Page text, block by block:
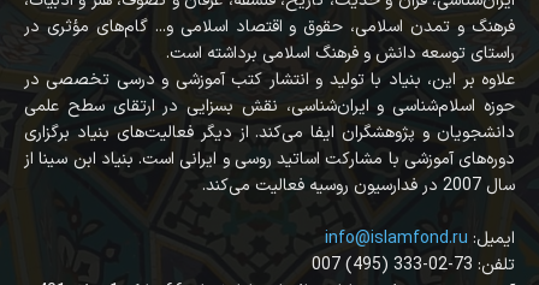
فرهنگ و تمدن اسلامی، حقوق و اقتصاد اسلامی و... گام‌های مؤثری در
راستای توسعه دانش و فرهنگ اسلامی برداشته است.
علاوه بر این، بنیاد با تولید و انتشار کتب آموزشی و درسی تخصصی در
حوزه اسلام‌شناسی و ایران‌شناسی، نقش بسزایی در ارتقای سطح علمی
دانشجویان و پژوهشگران ایفا می‌کند. از دیگر فعالیت‌های بنیاد برگزاری
دوره‌های آموزشی با مشارکت اساتید روسی و ایرانی است. بنیاد ابن سینا از
سال 2007 در فدارسیون روسیه فعالیت می‌کند.
info@islamfond.ru :ایمیل
007 (495) 333-02-73 :تلفن